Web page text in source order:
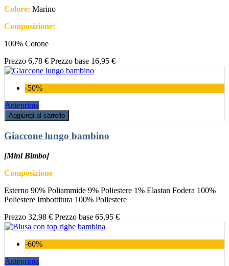
Colore: Marino
Composizione:
100% Cotone
Prezzo 6,78 € Prezzo base 16,95 €
-50%
Anteprima
Aggiungi al carrello
Giaccone lungo bambino
[Mini Bimbo]
Composizione
Esterno 90% Poliammide 9% Poliestere 1% Elastan Fodera 100%
Poliestere Imbottitura 100% Poliestere
Prezzo 32,98 € Prezzo base 65,95 €
-60%
Anteprima